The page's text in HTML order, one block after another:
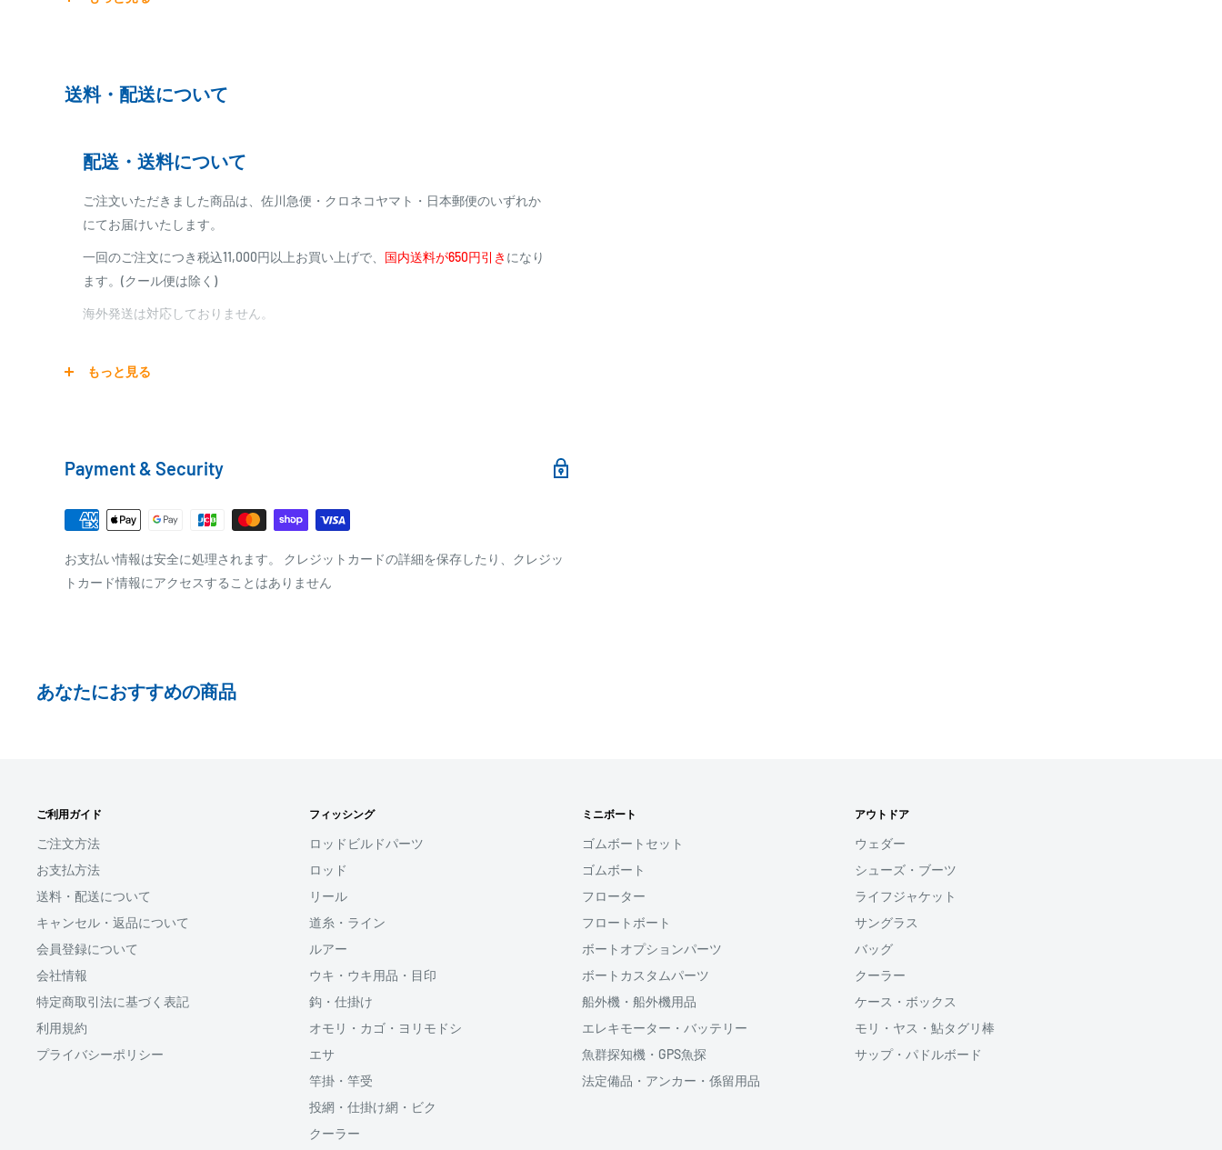
※商品代金に代引手数料(消費税込み)が加算されます
商品合計金額
000,001円～09,999円 330円
0 10,000円～29,999円
30,000円～99,999円
※商品の発送はお客様のご入金を当方で確認後となります
PAYPAY
PayPay株式会社が提供するキャッシュレス決済サービスです。
お支払い時、PayPayの残高不足にてお支払いが行われなかった場合、再度お支
払い手続きをいただきますようお願いいたします。
スマートフォン・タブレットを使ってご注文の方にご利用頂けるサービスとなり
ます。
Shop Payにてメールアドレスと携帯電話番号を登録すると、次回購入時にメール
アドレスと携帯電話番号宛てに送られる6桁のショップペイコード(SMS認証)を入
力するだけで、配送先やクレジットカード情報を再度入力することなく、簡単に
支払いができます。
「ApplePay・GooglePay・各クレジットカード」がご利用頂けます。
分割払いは、株式会社オリエントコーポレーションが提供しております、
OricoWebクレジットをご利用頂けます。
送料・配送について
配送・送料について
ご注文いただきました商品は、佐川急便・クロネコヤマト・日本郵便のいずれか
にてお届けいたします。
一回のご注文につき税込11,000円以上お買い上げで、 国内送料が650円引き になり
ます。(クール便は除く)
海外発送は対応しておりません。
宅配便
梱包サイズが160cm以内となります
全重量が30kg以内となります
ご注文内容によっては、2便に分けさせて頂く場合がございます
在庫がございましたら7営業日以内にお届けいたします
商品の出荷が遅れる場合はメールでご連絡致します
もっと見る
Payment & Security
お支払い情報は安全に処理されます。 クレジットカードの詳細を保存したり、クレジッ
トカード情報にアクセスすることはありません
あなたにおすすめの商品
ご利用ガイド
ご注文方法
お支払方法
送料・配送について
キャンセル・返品について
会員登録について
会社情報
特定商取引法に基づく表記
利用規約
プライバシーポリシー
フィッシング
ロッドビルドパーツ
ロッド
リール
道糸・ライン
ルアー
ウキ・ウキ用品・目印
鈎・仕掛け
オモリ・カゴ・ヨリモドシ
エサ
竿掛・竿受
投網・仕掛け網・ビク
クーラー
ミニボート
ゴムボートセット
ゴムボート
フローター
フロートボート
ボートオプションパーツ
ボートカスタムパーツ
船外機・船外機用品
エレキモーター・バッテリー
魚群探知機・GPS魚探
法定備品・アンカー・係留用品
アウトドア
ウェダー
シューズ・ブーツ
ライフジャケット
サングラス
バッグ
クーラー
ケース・ボックス
モリ・ヤス・鮎タグリ棒
サップ・パドルボード